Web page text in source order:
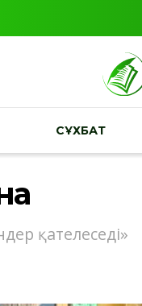
СҰХБАТ
қателеседі»